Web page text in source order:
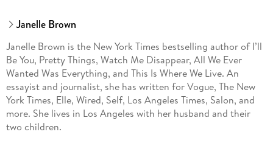
Janelle Brown
Janelle Brown is the New York Times bestselling author of I’ll
Be You, Pretty Things, Watch Me Disappear, All We Ever
Wanted Was Everything, and This Is Where We Live. An
essayist and journalist, she has written for Vogue, The New
York Times, Elle, Wired, Self, Los Angeles Times, Salon, and
more. She lives in Los Angeles with her husband and their
two children.